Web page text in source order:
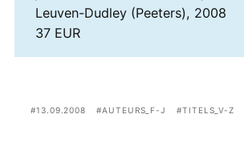
Leuven-Dudley (Peeters), 2008
37 EUR
13.09.2008 AUTEURS_F-J TITELS_V-Z